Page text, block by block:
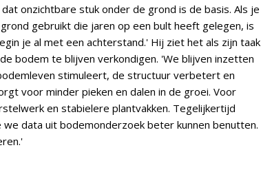
onzichtbare stuk onder de grond is de basis. Als je
gebruikt die jaren op een bult heeft gelegen, is
je al met een achterstand.' Hij ziet het als zijn taak
bodem te blijven verkondigen. 'We blijven inzetten
stimuleert, de structuur verbetert en
voor minder pieken en dalen in de groei. Voor
en stabielere plantvakken. Tegelijkertijd
we data uit bodemonderzoek beter kunnen benutten.